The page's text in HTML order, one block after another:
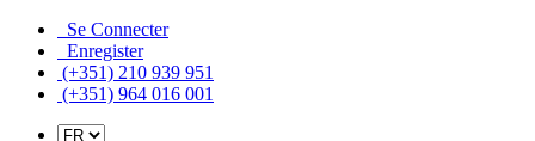
Se Connecter
Enregister
(+351) 210 939 951
(+351) 964 016 001